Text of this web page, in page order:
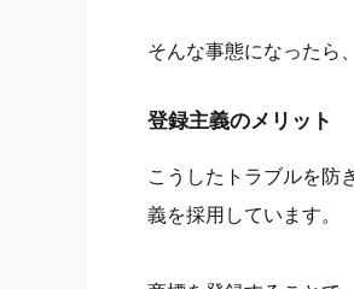
そんな事態になったら
登録主義のメリット
こうしたトラブルを防
義を採用しています。